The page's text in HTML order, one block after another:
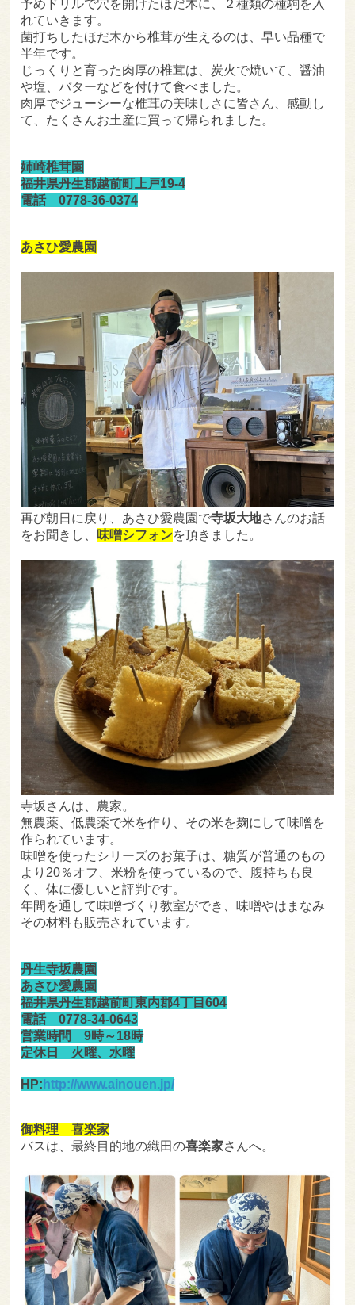
予めドリルで穴を開けたほだ木に、２種類の種駒を入
れていきます。
菌打ちしたほだ木から椎茸が生えるのは、早い品種で
半年です。
じっくりと育った肉厚の椎茸は、炭火で焼いて、醤油
や塩、バターなどを付けて食べました。
肉厚でジューシーな椎茸の美味しさに皆さん、感動し
て、たくさんお土産に買って帰られました。
姉崎椎茸園
福井県丹生郡越前町上戸19-4
電話 0778-36-0374
あさひ愛農園
再び朝日に戻り、あさひ愛農園で寺坂大地さんのお話
をお聞きし、
味噌シフォンを頂きました。
寺坂さんは、農家。
無農薬、低農薬で米を作り、その米を麹にして味噌を
作られています。
味噌を使ったシリーズのお菓子は、糖質が普通のもの
より20％オフ、米粉を使っているので、腹持ちも良
く、体に優しいと評判です。
年間を通して味噌づくり教室ができ、味噌やはまなみ
その材料も販売されています。
丹生寺坂農園
あさひ愛農園
福井県丹生郡越前町東内郡4丁目604
電話 0778-34-0643
営業時間 9時～18時
定休日 火曜、水曜
HP: http://www.ainouen.jp/
御料理 喜楽家
バスは、最終目的地の織田の喜楽家さんへ。